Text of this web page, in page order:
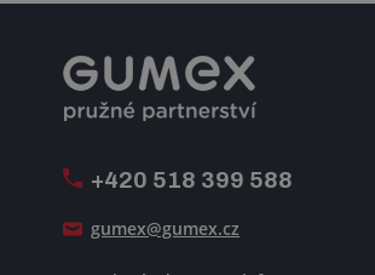
+420 518 399 588
gumex@gumex.cz